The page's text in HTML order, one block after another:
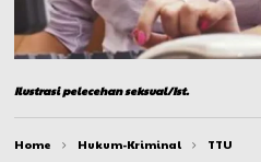
Ilustrasi pelecehan seksual/Ist.
Home Hukum-Kriminal TTU